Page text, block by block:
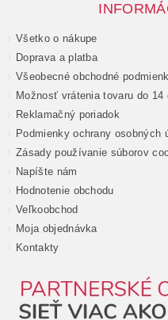
Všetko o nákupe
Doprava a platba
Všeobecné obchodné
Možnosť vrátenia tovaru do 14
Reklamačný poriadok
Podmienky ochrany osobných
Zásady používanie súborov
Napíšte nám
Hodnotenie obchodu
Veľkoobchod
Moja objednávka
Kontakty